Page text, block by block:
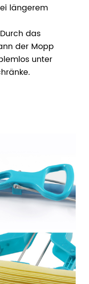
längerem
das
der Mopp
unter